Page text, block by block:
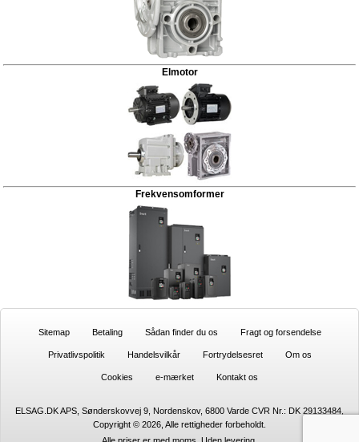
Elmotor
Frekvensomformer
Sitemap Betaling Sådan finder du os Fragt og forsendelse
Privatlivspolitik Handelsvilkår Fortrydelsesret Om os
Cookies e-mærket Kontakt os
ELSAG.DK APS, Sønderskovvej 9, Nordenskov, 6800 Varde CVR Nr.: DK 29133484,
Copyright © 2026, Alle rettigheder forbeholdt.